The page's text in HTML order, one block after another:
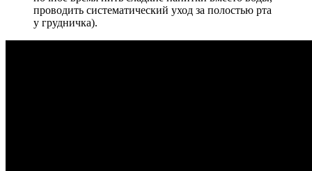
проводить систематический уход за полостью рта
у грудничка).